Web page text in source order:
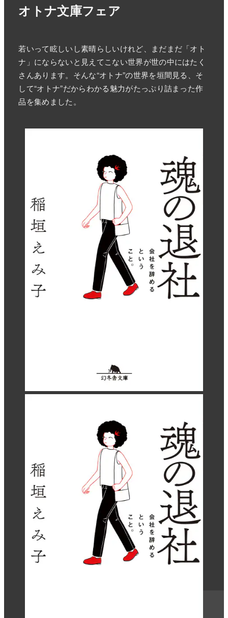
オトナ文庫フェア
若いって眩しいし素晴らしいけれど、まだまだ「オト
ナ」にならないと見えてこない世界が世の中にはたく
さんあります。そんな“オトナ”の世界を垣間見る、そ
して“オトナ”だからわかる魅力がたっぷり詰まった作
品を集めました。